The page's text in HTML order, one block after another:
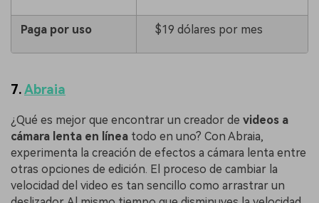
Paga por uso $19 dólares por mes
7.Abraia
󠀰¿Qué es mejor que encontrar un creador de videos a
cámara lenta en línea todo en uno?󠀲󠀡󠀤󠀢󠀩󠀥󠀣󠀨󠀣󠀳󠀰 Con Abraia,
experimenta la creación de efectos a cámara lenta entre
otras opciones de edición. El proceso de cambiar la
velocidad del video es tan sencillo como arrastrar un